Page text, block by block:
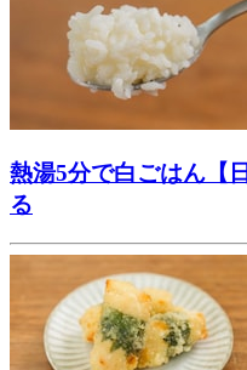
熱湯5分で白ごはん【
る